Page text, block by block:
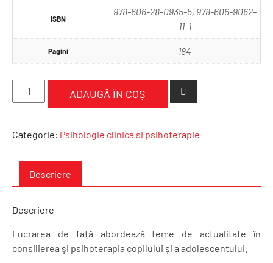
ISBN
978-606-28-0935-5, 978-606-9062-
11-1
Pagini 184
Cantitate
Metode
tehnici
intervenţie
consilierea
psihoterapia
copilului
şi
ADAUGĂ ÎN COȘ
Categorie: Psihologie clinica si psihoterapie
Descriere
Descriere
Lucrarea de față abordează teme de actualitate în
consilierea şi psihoterapia copilului şi a adolescentului.